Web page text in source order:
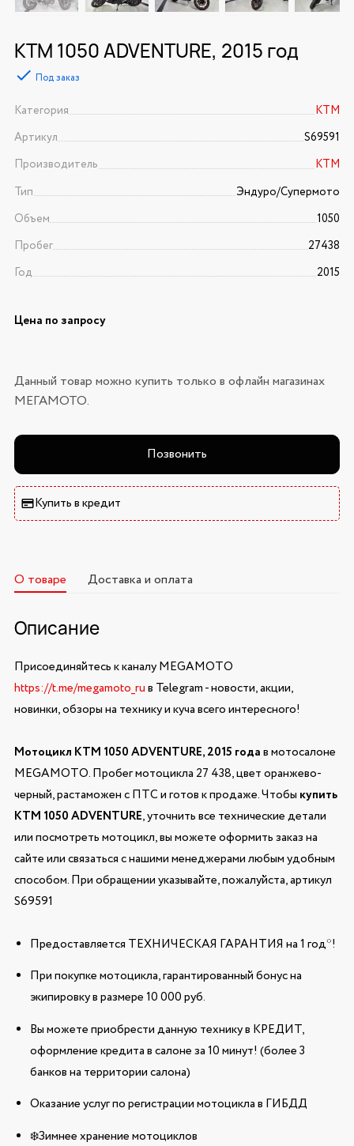
KTM 1050 ADVENTURE, 2015 год
Под заказ
Категория
KTM
Артикул
S69591
Производитель
KTM
Тип
Эндуро/Супермото
Объем
1050
Пробег
27438
Год
2015
Цена по запросу
Данный товар можно купить только в офлайн магазинах
МЕГАМОТО.
Позвонить
Купить в кредит
О товаре Доставка и оплата
Описание
Присоединяйтесь к каналу MEGAMOTO
https://t.me/megamoto_ruв Telegram - новости, акции,
новинки, обзоры на технику и куча всего интересного!
Мотоцикл KTM 1050 ADVENTURE, 2015 годав мотосалоне
MEGAMOTO. Пробег мотоцикла 27 438, цвет оранжево-
черный, растаможен с ПТС и готов к продаже. Чтобы купить
KTM 1050 ADVENTURE, уточнить все технические детали
или посмотреть мотоцикл, вы можете оформить заказ на
сайте или связаться с нашими менеджерами любым удобным
способом. При обращении указывайте, пожалуйста, артикул
S69591
Предоставляется ТЕХНИЧЕСКАЯ ГАРАНТИЯ на 1 год*!
При покупке мотоцикла, гарантированный бонус на
экипировку в размере 10 000 руб.
Вы можете приобрести данную технику в КРЕДИТ,
оформление кредита в салоне за 10 минут! (более 3
банков на территории салона)
Оказание услуг по регистрации мотоцикла в ГИБДД
❄️Зимнее хранение мотоциклов